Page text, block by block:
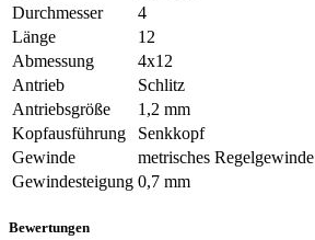
Durchmesser
4
Länge
12
Abmessung
4x12
Antrieb
Schlitz
Antriebsgröße
1,2 mm
Kopfausführung
Senkkopf
Gewinde
metrisches Regelgewinde
Gewindesteigung 0,7 mm
Bewertungen